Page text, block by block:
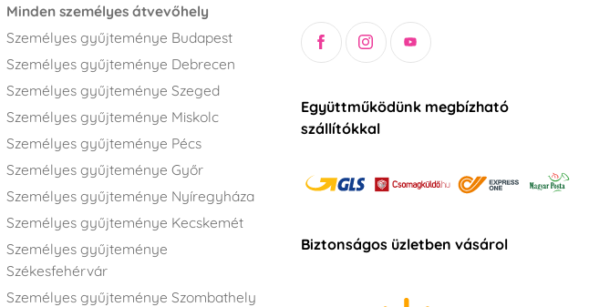
Minden személyes átvevőhely
Személyes gyűjteménye Budapest
Személyes gyűjteménye Debrecen
Személyes gyűjteménye Szeged
Személyes gyűjteménye Miskolc
Személyes gyűjteménye Pécs
Személyes gyűjteménye Győr
Személyes gyűjteménye Nyíregyháza
Személyes gyűjteménye Kecskemét
Személyes gyűjteménye
Székesfehérvár
Személyes gyűjteménye Szombathely
Együttműködünk megbízható
szállítókkal
Biztonságos üzletben vásárol